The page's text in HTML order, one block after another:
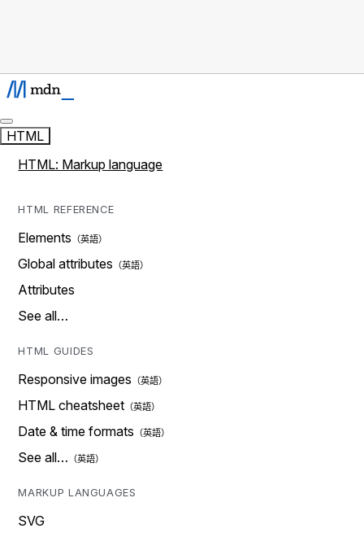
HTML
HTML: Markup language
HTML REFERENCE
Elements
Global attributes
Attributes
See all…
HTML GUIDES
Responsive images
HTML cheatsheet
Date & time formats
See all…
MARKUP LANGUAGES
SVG